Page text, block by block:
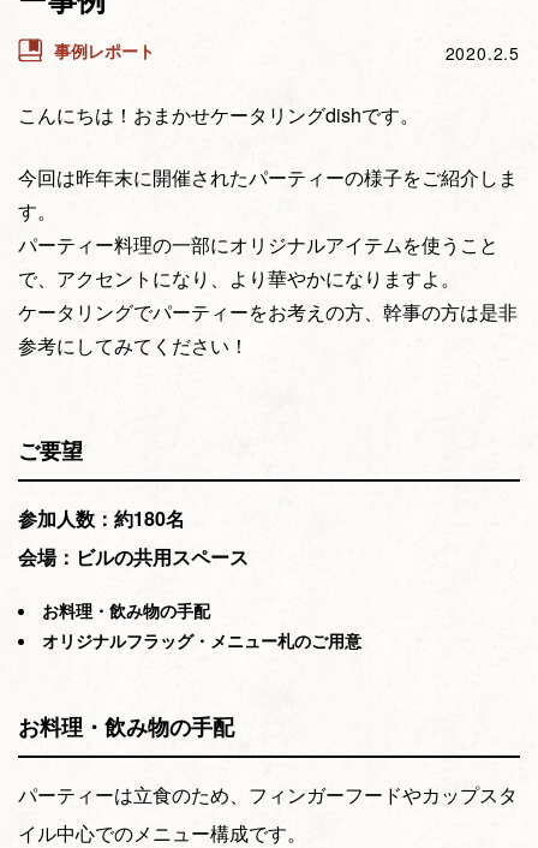
事例レポート 2020.2.5
こんにちは！おまかせケータリングdishです。
今回は昨年末に開催されたパーティーの様子をご紹介しま
す。
パーティー料理の一部にオリジナルアイテムを使うこと
で、アクセントになり、より華やかになりますよ。
ケータリングでパーティーをお考えの方、幹事の方は是非
参考にしてみてください！
ご要望
参加人数：約180名
会場：ビルの共用スペース
お料理・飲み物の手配
オリジナルフラッグ・メニュー札のご用意
お料理・飲み物の手配
パーティーは立食のため、フィンガーフードやカップスタ
イル中心でのメニュー構成です。